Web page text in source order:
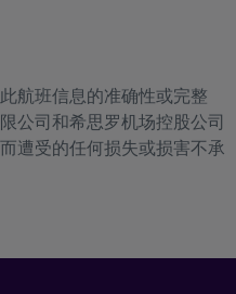
航班信息的准确性或完整
公司和希思罗机场控股公司
遭受的任何损失或损害不承